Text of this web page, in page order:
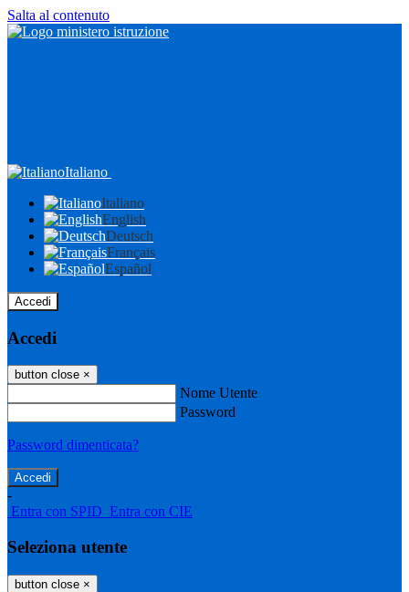
Salta al contenuto
Italiano
Italiano
English
Deutsch
Français
Español
Accedi
Accedi
button close ×
Nome Utente
Password
Password dimenticata?
-
Entra con SPID Entra con CIE
Seleziona utente
button close ×